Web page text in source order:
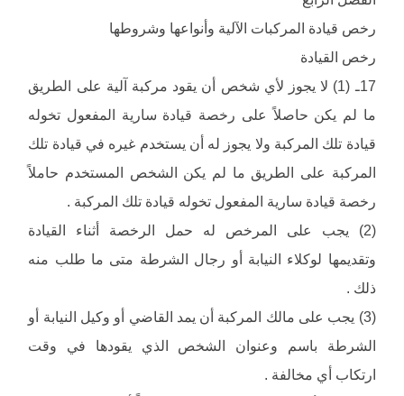
رخص قيادة المركبات الآلية وأنواعها وشروطها
رخص القيادة
17ـ (1) لا يجوز لأي شخص أن يقود مركبة آلية على الطريق
ما لم يكن حاصلاً على رخصة قيادة سارية المفعول تخوله
قيادة تلك المركبة ولا يجوز له أن يستخدم غيره في قيادة تلك
المركبة على الطريق ما لم يكن الشخص المستخدم حاملاً
رخصة قيادة سارية المفعول تخوله قيادة تلك المركبة .
(2) يجب على المرخص له حمل الرخصة أثناء القيادة
وتقديمها لوكلاء النيابة أو رجال الشرطة متى ما طلب منه
ذلك .
(3) يجب على مالك المركبة أن يمد القاضي أو وكيل النيابة أو
الشرطة باسم وعنوان الشخص الذي يقودها في وقت
ارتكاب أي مخالفة .